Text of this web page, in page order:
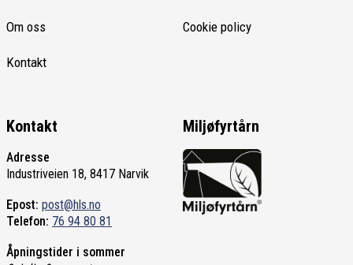
Om oss
Kontakt
Cookie policy
Kontakt
Adresse
Industriveien 18, 8417 Narvik
Epost: post@hls.no
Telefon: 76 94 80 81
Åpningstider i sommer
Miljøfyrtårn